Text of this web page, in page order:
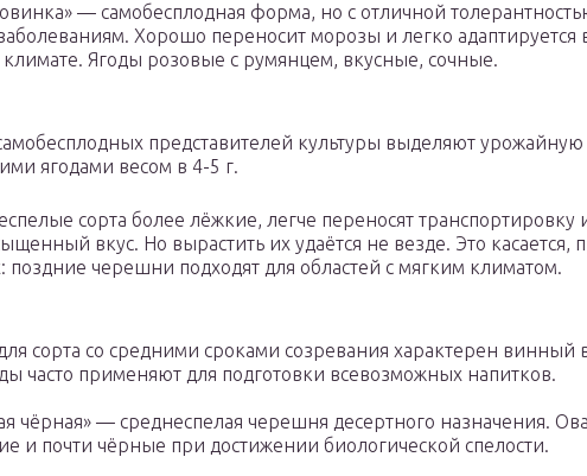
— самобесплодная форма, но с отличной
Хорошо переносит морозы и легко адаптируется
Ягоды розовые с румянцем, вкусные, сочные.
представителей культуры выделяют урожайную
ягодами весом в 4-5 г.
сорта более лёжкие, легче переносят транспортировку
вкус. Но вырастить их удаётся не везде. Это касается,
поздние черешни подходят для областей с мягким климатом.
сорта со средними сроками созревания характерен винный
часто применяют для подготовки всевозможных напитков.
чёрная» — среднеспелая черешня десертного назначения.
и почти чёрные при достижении биологической спелости.